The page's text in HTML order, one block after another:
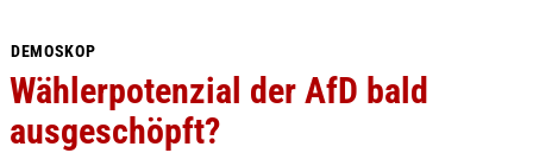
DEMOSKOP
Wählerpotenzial der AfD bald
ausgeschöpft?